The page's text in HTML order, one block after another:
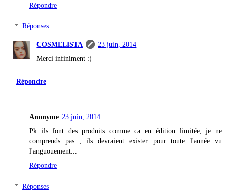
Répondre
Réponses
COSMELISTA
23 juin, 2014
Merci infiniment :)
Répondre
Anonyme 23 juin, 2014
Pk ils font des produits comme ca en édition limitée, je ne
comprends pas , ils devraient exister pour toute l'année vu
l'anguouement...
Répondre
Réponses